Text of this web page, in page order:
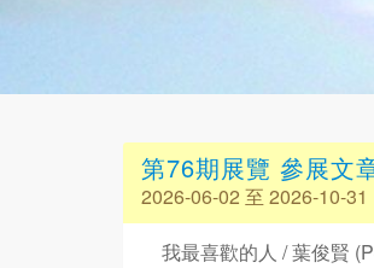
第76期展覽 參展文
2026-06-02 至 2026-10-31
我最喜歡的人 / 葉俊賢